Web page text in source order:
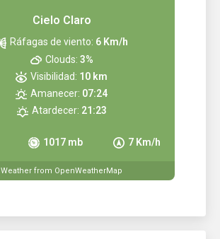
Cielo Claro
1017 mb 7 Km/h
Ráfagas de viento: 6 Km/h
Clouds: 3%
Visibilidad: 10 km
Amanecer: 07:24
Atardecer: 21:23
Weather from OpenWeatherMap